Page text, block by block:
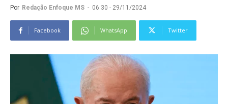
Por Redação Enfoque MS - 06:30 - 29/11/2024
Facebook WhatsApp Twitter